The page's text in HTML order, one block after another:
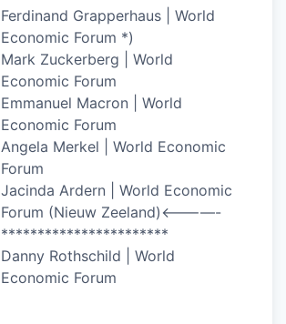
Ferdinand Grapperhaus | World
Economic Forum *)
Mark Zuckerberg | World
Economic Forum
Emmanuel Macron | World
Economic Forum
Angela Merkel | World Economic
Forum
Jacinda Ardern | World Economic
Forum (Nieuw Zeeland)<————-
***********************
Danny Rothschild | World
Economic Forum